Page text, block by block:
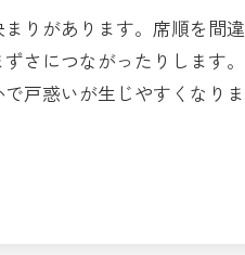
りがあります。席順を間違
さにつながったりします。
戸惑いが生じやすくなりま